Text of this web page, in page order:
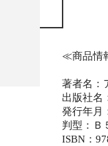
≪商品情
著者名：
出版社名
発行年月
判型：Ｂ
ISBN：